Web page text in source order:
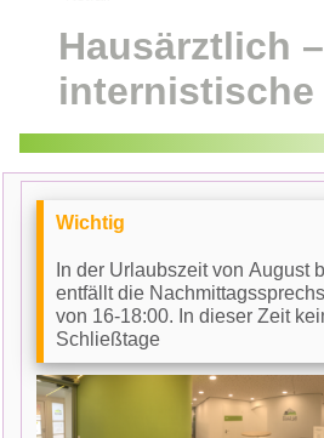
Hausärztlich –
internistische
Wichtig
In der Urlaubszeit von August
entfällt die
von 16-18:00. In dieser Zeit
Schließtage